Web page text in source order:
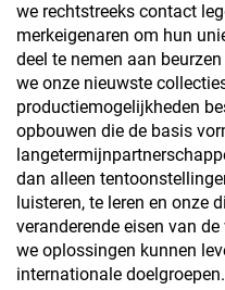
we rechtstreeks contact
merkeigenaren om hun
deel te nemen aan
we onze nieuwste
productiemogelijkheden
opbouwen die de basis
dan alleen
luisteren, te leren en onze
veranderende eisen van
we oplossingen kunnen
internationale doelgroepen.